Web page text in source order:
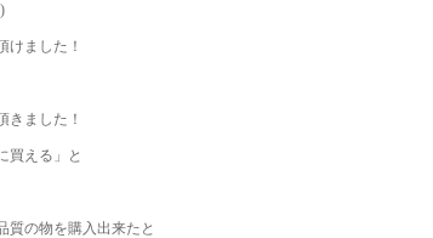
けました！
きました！
買える」と
質の物を購入出来たと